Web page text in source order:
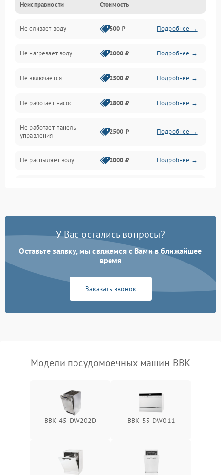
Управление
Электропитание
Датчики
Нагрев
Вода
Гигиена
Программное обеспечение
Неисправности Стоимость
Не сливает воду 500 ₽ Подробнее →
Не нагревает воду 2000 ₽ Подробнее →
Не включается 2500 ₽ Подробнее →
Не работает насос 1800 ₽ Подробнее →
Не работает панель
управления
2500 ₽ Подробнее →
Не распыляет воду 2000 ₽ Подробнее →
Проблемы с набором
Не работает сушилка 2100 ₽ Подробнее →
Сбои в работе таймера 1700 ₽
У Вас остались вопросы?
Оставьте заявку, мы свяжемся с Вами в ближайшее
время
Заказать звонок
Модели посудомоечных машин BBK
BBK 45-DW202D BBK 55-DW011